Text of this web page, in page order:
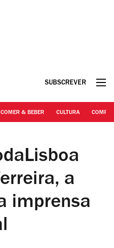
SUBSCREVER
COMER & BEBER CULTURA
a
imprensa